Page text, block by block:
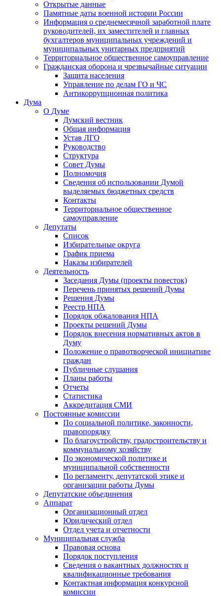
Открытые данные
Памятные даты военной истории России
Информация о среднемесячной заработной плате
руководителей, их заместителей и главных
бухгалтеров муниципальных учреждений и
муниципальных унитарных предприятий
Территориальное общественное самоуправление
Гражданская оборона и чрезвычайные ситуации
Защита населения
Управление по делам ГО и ЧС
Антикоррупционная политика
Дума
О Думе
Думский вестник
Общая информация
Устав ЛГО
Руководство
Структура
Совет Думы
Полномочия
Сведения об использовании Думой
выделяемых бюджетных средств
Контакты
Территориальное общественное
самоуправление
Депутаты
Список
Избирательные округа
График приема
Наказы избирателей
Деятельность
Заседания Думы (проекты повесток)
Перечень принятых решений Думы
Решения Думы
Реестр НПА
Порядок обжалования НПА
Проекты решений Думы
Порядок внесения нормативных актов в
Думу
Положение о правотворческой инициативе
граждан
Публичные слушания
Планы работы
Отчеты
Статистика
Аккредитация СМИ
Постоянные комиссии
По социальной политике, законности,
правопорядку
По благоустройству, градостроительству и
коммунальному хозяйству
По экономической политике и
муниципальной собственности
По регламенту, депутатской этике и
организации работы Думы
Депутатские объединения
Аппарат
Организационный отдел
Юридический отдел
Отдел учета и отчетности
Муниципальная служба
Правовая основа
Порядок поступления
Сведения о вакантных должностях и
квалификационные требования
Контактная информация конкурсной
комиссии